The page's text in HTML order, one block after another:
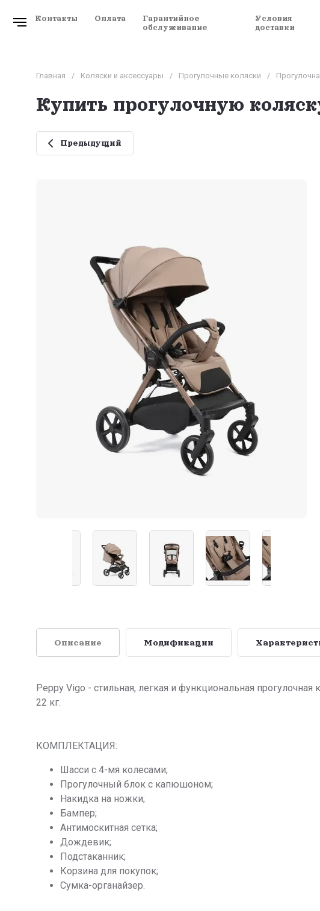
Контакты Оплата
Гарантийное
обслуживание
Условия
доставки
Главная / Коляски и аксессуары / Прогулочные коляски /
Купить прогулочную
Предыдущий
Описание Модификации
Peppy Vigo - стильная, легкая и функциональная
22 кг.
КОМПЛЕКТАЦИЯ:
Шасси с 4-мя колесами;
Прогулочный блок с капюшоном;
Накидка на ножки;
Бампер;
Антимоскитная сетка;
Дождевик;
Подстаканник;
Корзина для покупок;
Сумка-органайзер.